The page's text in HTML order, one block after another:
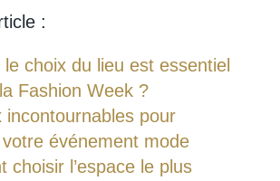
:
le choix du lieu est essentiel
Fashion Week ?
incontournables pour
événement mode
choisir l’espace le plus